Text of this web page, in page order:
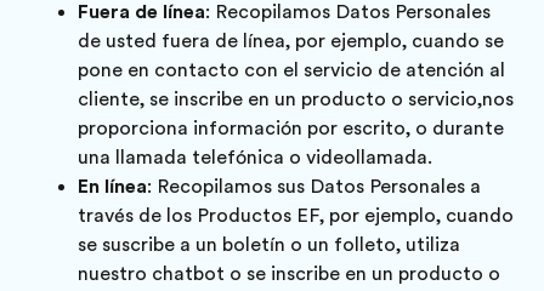
Fuera de línea: Recopilamos Datos Personales
de usted fuera de línea, por ejemplo, cuando se
pone en contacto con el servicio de atención al
cliente, se inscribe en un producto o servicio,nos
proporciona información por escrito, o durante
una llamada telefónica o videollamada.
En línea: Recopilamos sus Datos Personales a
través de los Productos EF, por ejemplo, cuando
se suscribe a un boletín o un folleto, utiliza
nuestro chatbot o se inscribe en un producto o